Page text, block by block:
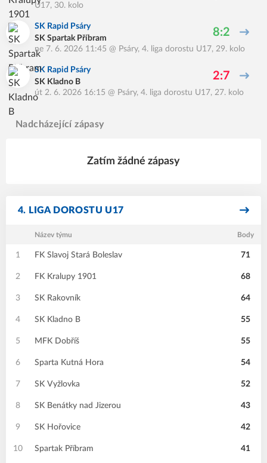
U17, 30. kolo
SK Rapid Psáry
SK Spartak Příbram
8:2
ne 7. 6. 2026 11:45 @ Psáry, 4. liga dorostu U17, 29. kolo
SK Rapid Psáry
SK Kladno B
2:7
út 2. 6. 2026 16:15 @ Psáry, 4. liga dorostu U17, 27. kolo
Nadcházející zápasy
Zatím žádné zápasy
4. LIGA DOROSTU U17
Název týmu Body
1 FK Slavoj Stará Boleslav 71
2 FK Kralupy 1901 68
3 SK Rakovník 64
4 SK Kladno B 55
5 MFK Dobříš 55
6 Sparta Kutná Hora 54
7 SK Vyžlovka 52
8 SK Benátky nad Jizerou 43
9 SK Hořovice 42
10 Spartak Příbram 41